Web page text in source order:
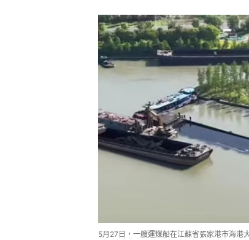
5月27日，一艘運煤船在江蘇省張家港市海港